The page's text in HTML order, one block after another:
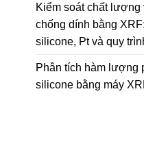
Kiểm soát chất lượng
chống dính bằng
silicone, Pt và quy
Phân tích hàm lượng
silicone bằng máy